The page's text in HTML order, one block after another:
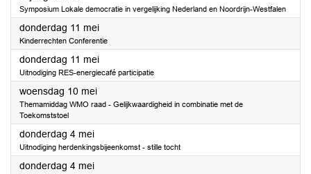
Symposium Lokale democratie in vergelijking Nederland en Noordrijn-Westfalen
donderdag 11 mei2023
Kinderrechten Conferentie
donderdag 11 mei2023
Uitnodiging RES-energiecafé participatie
woensdag 10 mei2023
Themamiddag WMO raad - Gelijkwaardigheid in combinatie met de
Toekomststoel
donderdag 4 mei2023
Uitnodiging herdenkingsbijeenkomst - stille tocht
donderdag 4 mei2023